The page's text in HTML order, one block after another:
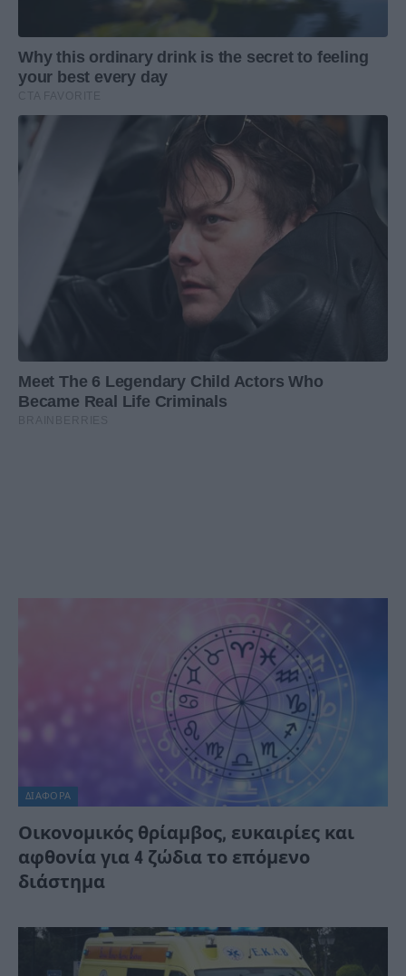
ΔΙΆΦΟΡΑ
Οικονομικός θρίαμβος, ευκαιρίες και
αφθονία για 4 ζώδια το επόμενο
διάστημα